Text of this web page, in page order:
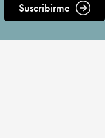
Suscribirme